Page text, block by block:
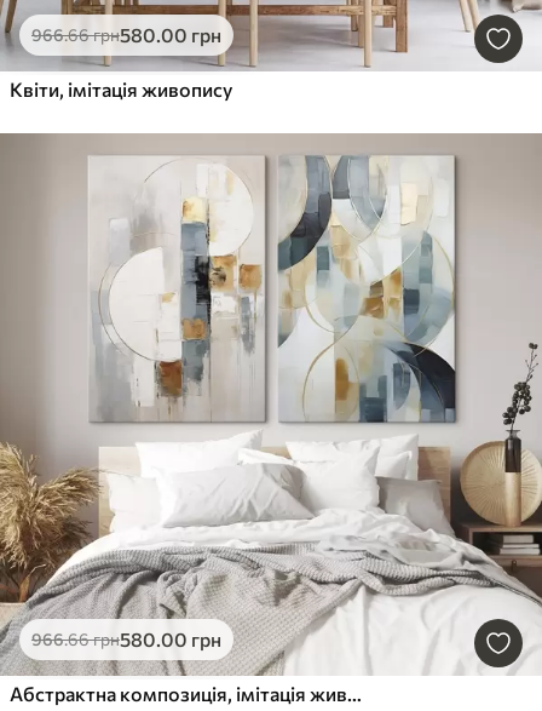
966.66грн580.00 грн
Квіти, імітація живопису
966.66грн580.00 грн
Абстрактна композиція, імітація живопису